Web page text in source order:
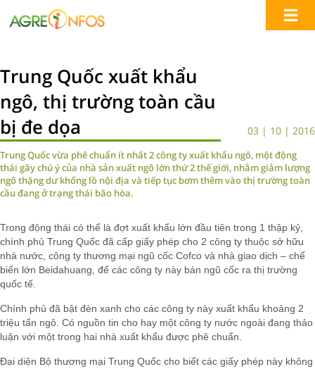
Trung Quốc xuất khẩu
ngô, thị trường toàn cầu
bị đe dọa
03 | 10 | 2016
Trung Quốc vừa phê chuẩn ít nhất 2 công ty xuất khẩu ngô, một động
thái gây chú ý của nhà sản xuất ngô lớn thứ 2 thế giới, nhằm giảm lượng
ngô thặng dư khổng lồ nội địa và tiếp tục bơm thêm vào thị trường toàn
cầu đang ở trạng thái bão hòa.
Trong động thái có thể là đợt xuất khẩu lớn đầu tiên trong 1 thập kỷ,
chính phủ Trung Quốc đã cấp giấy phép cho 2 công ty thuộc sở hữu
nhà nước, công ty thương mại ngũ cốc Cofco và nhà giao dịch – chế
biến lớn Beidahuang, để các công ty này bán ngũ cốc ra thị trường
quốc tế.
Chính phủ đã bật đèn xanh cho các công ty này xuất khẩu khoảng 2
triệu tấn ngô. Có nguồn tin cho hay một công ty nước ngoài đang thảo
luận với một trong hai nhà xuất khẩu được phê chuẩn.
Đại diện Bộ thương mại Trung Quốc cho biết các giấy phép này không